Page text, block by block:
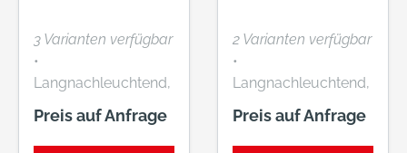
3 Varianten verfügbar
•
Langnachleuchtend,
DIN 67510-1 Klasse
C
Preis auf Anfrage
2 Varianten verfügbar
•
Langnachleuchtend,
DIN 67510-1 Klasse
C
Preis auf Anfrage